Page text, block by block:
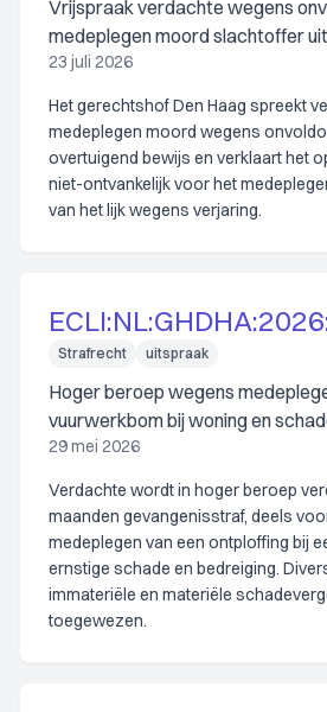
Vrijspraak verdachte wegens
medeplegen moord slachtoffer
23 juli 2026
Het gerechtshof Den Haag spreekt
medeplegen moord wegens
overtuigend bewijs en verklaart het
niet-ontvankelijk voor het
van het lijk wegens verjaring.
Strafrecht uitspraak
Hoger beroep wegens
vuurwerkbom bij woning en
29 mei 2026
Verdachte wordt in hoger beroep
maanden gevangenisstraf, deels
medeplegen van een ontploffing bij
ernstige schade en bedreiging.
immateriële en materiële
toegewezen.